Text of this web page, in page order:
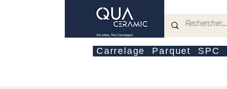
Carrelage Parquet SPC